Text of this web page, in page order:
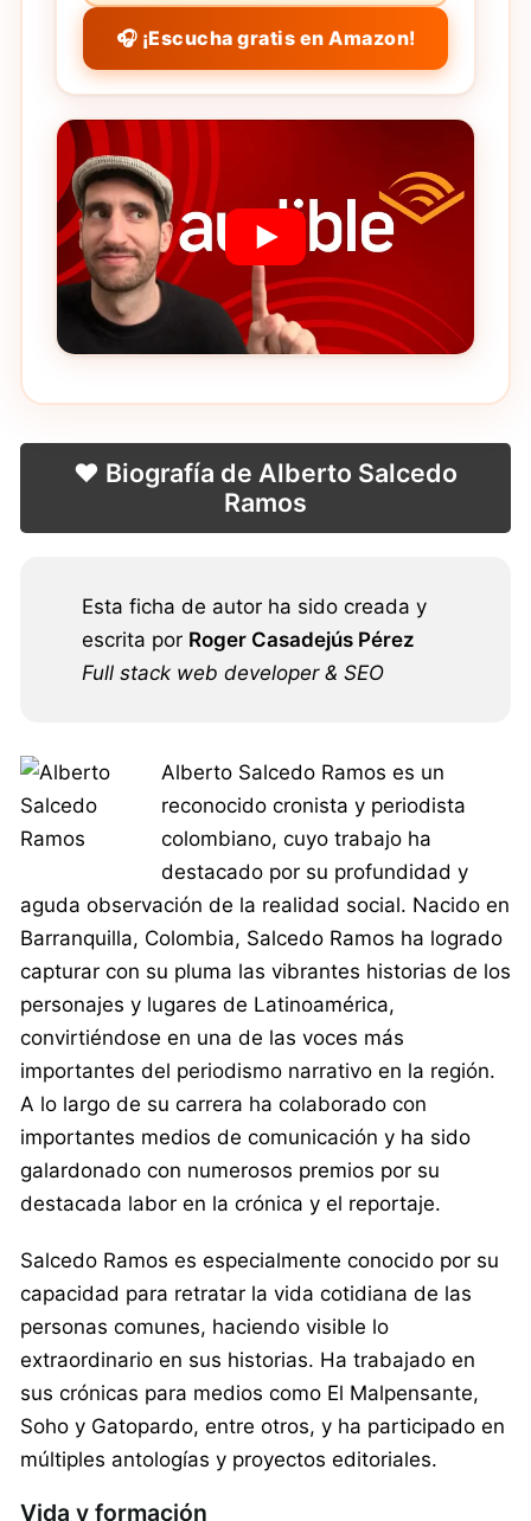
🎧 ¡Escucha gratis en Amazon!
❤️ Biografía de Alberto Salcedo
Ramos
Esta ficha de autor ha sido creada y
escrita por Roger Casadejús Pérez
Full stack web developer & SEO
Alberto Salcedo Ramos es un
reconocido cronista y periodista
colombiano, cuyo trabajo ha
destacado por su profundidad y
aguda observación de la realidad social. Nacido en
Barranquilla, Colombia, Salcedo Ramos ha logrado
capturar con su pluma las vibrantes historias de los
personajes y lugares de Latinoamérica,
convirtiéndose en una de las voces más
importantes del periodismo narrativo en la región.
A lo largo de su carrera ha colaborado con
importantes medios de comunicación y ha sido
galardonado con numerosos premios por su
destacada labor en la crónica y el reportaje.
Salcedo Ramos es especialmente conocido por su
capacidad para retratar la vida cotidiana de las
personas comunes, haciendo visible lo
extraordinario en sus historias. Ha trabajado en
sus crónicas para medios como El Malpensante,
Soho y Gatopardo, entre otros, y ha participado en
múltiples antologías y proyectos editoriales.
Vida y formación